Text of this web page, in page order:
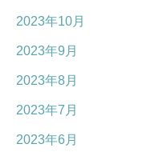
2023年10月
2023年9月
2023年8月
2023年7月
2023年6月